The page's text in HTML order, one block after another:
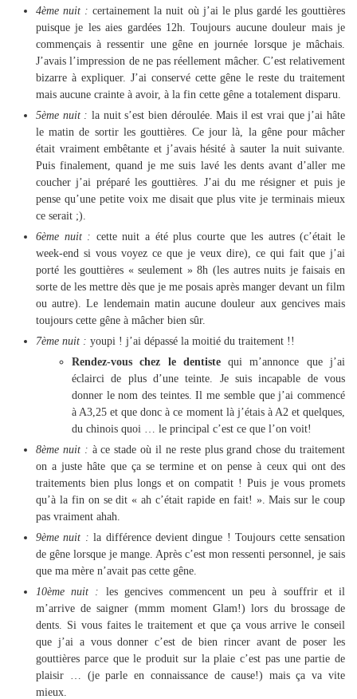
4ème nuit : certainement la nuit où j’ai le plus gardé les gouttières
puisque je les aies gardées 12h. Toujours aucune douleur mais je
commençais à ressentir une gêne en journée lorsque je mâchais.
J’avais l’impression de ne pas réellement mâcher. C’est relativement
bizarre à expliquer. J’ai conservé cette gêne le reste du traitement
mais aucune crainte à avoir, à la fin cette gêne a totalement disparu.
5ème nuit : la nuit s’est bien déroulée. Mais il est vrai que j’ai hâte
le matin de sortir les gouttières. Ce jour là, la gêne pour mâcher
était vraiment embêtante et j’avais hésité à sauter la nuit suivante.
Puis finalement, quand je me suis lavé les dents avant d’aller me
coucher j’ai préparé les gouttières. J’ai du me résigner et puis je
pense qu’une petite voix me disait que plus vite je terminais mieux
ce serait ;).
6ème nuit : cette nuit a été plus courte que les autres (c’était le
week-end si vous voyez ce que je veux dire), ce qui fait que j’ai
porté les gouttières « seulement » 8h (les autres nuits je faisais en
sorte de les mettre dès que je me posais après manger devant un film
ou autre). Le lendemain matin aucune douleur aux gencives mais
toujours cette gêne à mâcher bien sûr.
7ème nuit : youpi ! j’ai dépassé la moitié du traitement !!
Rendez-vous chez le dentistequi m’annonce que j’ai
éclairci de plus d’une teinte. Je suis incapable de vous
donner le nom des teintes. Il me semble que j’ai commencé
à A3,25 et que donc à ce moment là j’étais à A2 et quelques,
du chinois quoi … le principal c’est ce que l’on voit!
8ème nuit : à ce stade où il ne reste plus grand chose du traitement
on a juste hâte que ça se termine et on pense à ceux qui ont des
traitements bien plus longs et on compatit ! Puis je vous promets
qu’à la fin on se dit « ah c’était rapide en fait! ». Mais sur le coup
pas vraiment ahah.
9ème nuit : la différence devient dingue ! Toujours cette sensation
de gêne lorsque je mange. Après c’est mon ressenti personnel, je sais
que ma mère n’avait pas cette gêne.
10ème nuit : les gencives commencent un peu à souffrir et il
m’arrive de saigner (mmm moment Glam!) lors du brossage de
dents. Si vous faites le traitement et que ça vous arrive le conseil
que j’ai a vous donner c’est de bien rincer avant de poser les
gouttières parce que le produit sur la plaie c’est pas une partie de
plaisir … (je parle en connaissance de cause!) mais ça va vite
mieux.